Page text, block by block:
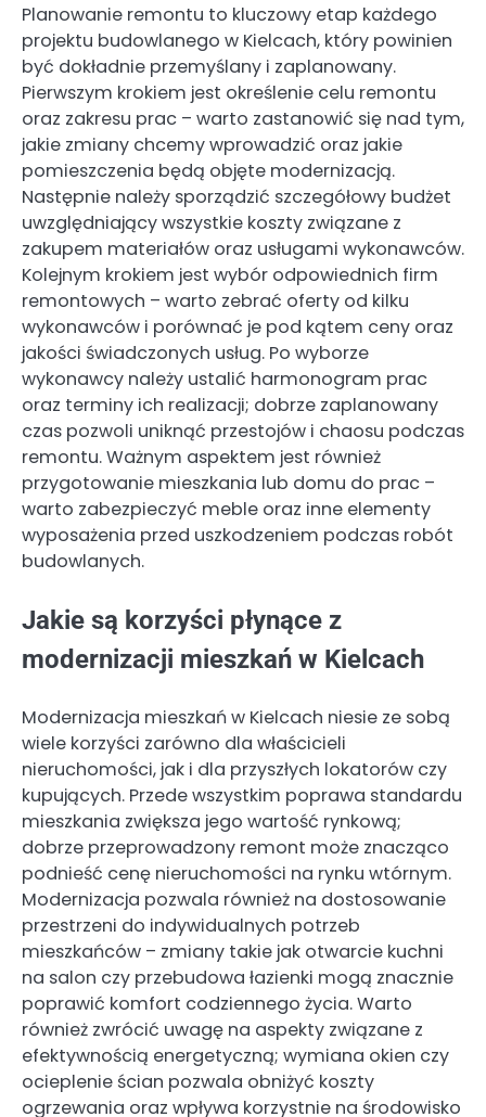
Planowanie remontu to kluczowy etap każdego
projektu budowlanego w Kielcach, który powinien
być dokładnie przemyślany i zaplanowany.
Pierwszym krokiem jest określenie celu remontu
oraz zakresu prac – warto zastanowić się nad tym,
jakie zmiany chcemy wprowadzić oraz jakie
pomieszczenia będą objęte modernizacją.
Następnie należy sporządzić szczegółowy budżet
uwzględniający wszystkie koszty związane z
zakupem materiałów oraz usługami wykonawców.
Kolejnym krokiem jest wybór odpowiednich firm
remontowych – warto zebrać oferty od kilku
wykonawców i porównać je pod kątem ceny oraz
jakości świadczonych usług. Po wyborze
wykonawcy należy ustalić harmonogram prac
oraz terminy ich realizacji; dobrze zaplanowany
czas pozwoli uniknąć przestojów i chaosu podczas
remontu. Ważnym aspektem jest również
przygotowanie mieszkania lub domu do prac –
warto zabezpieczyć meble oraz inne elementy
wyposażenia przed uszkodzeniem podczas robót
budowlanych.
Jakie są korzyści płynące z
modernizacji mieszkań w Kielcach
Modernizacja mieszkań w Kielcach niesie ze sobą
wiele korzyści zarówno dla właścicieli
nieruchomości, jak i dla przyszłych lokatorów czy
kupujących. Przede wszystkim poprawa standardu
mieszkania zwiększa jego wartość rynkową;
dobrze przeprowadzony remont może znacząco
podnieść cenę nieruchomości na rynku wtórnym.
Modernizacja pozwala również na dostosowanie
przestrzeni do indywidualnych potrzeb
mieszkańców – zmiany takie jak otwarcie kuchni
na salon czy przebudowa łazienki mogą znacznie
poprawić komfort codziennego życia. Warto
również zwrócić uwagę na aspekty związane z
efektywnością energetyczną; wymiana okien czy
ocieplenie ścian pozwala obniżyć koszty
ogrzewania oraz wpływa korzystnie na środowisko